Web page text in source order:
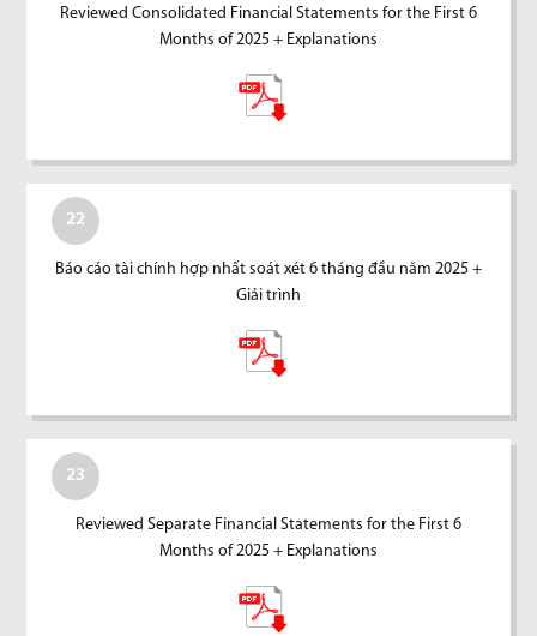
Reviewed Consolidated Financial Statements for the First 6
Months of 2025 + Explanations
22
Báo cáo tài chính hợp nhất soát xét 6 tháng đầu năm 2025 +
Giải trình
23
Reviewed Separate Financial Statements for the First 6
Months of 2025 + Explanations